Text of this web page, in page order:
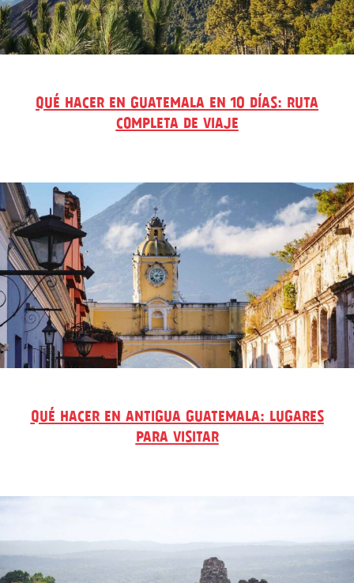
QUÉ HACER EN GUATEMALA EN 10 DÍAS: RUTA
COMPLETA DE VIAJE
QUÉ HACER EN ANTIGUA GUATEMALA: LUGARES
PARA VISITAR